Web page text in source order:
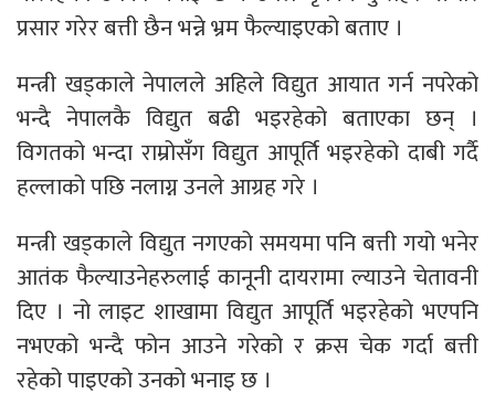
प्रसार गरेर बत्ती छैन भन्ने भ्रम फैल्याइएको बताए ।
मन्त्री खड्काले नेपालले अहिले विद्युत आयात गर्न नपरेको
भन्दै नेपालकै विद्युत बढी भइरहेको बताएका छन् ।
विगतको भन्दा राम्रोसँग विद्युत आपूर्ति भइरहेको दाबी गर्दै
हल्लाको पछि नलाग्न उनले आग्रह गरे ।
मन्त्री खड्काले विद्युत नगएको समयमा पनि बत्ती गयो भनेर
आतंक फैल्याउनेहरुलाई कानूनी दायरामा ल्याउने चेतावनी
दिए । नो लाइट शाखामा विद्युत आपूर्ति भइरहेको भएपनि
नभएको भन्दै फोन आउने गरेको र क्रस चेक गर्दा बत्ती
रहेको पाइएको उनकाे भनाइ छ ।